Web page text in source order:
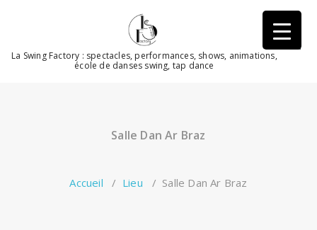
La Swing Factory : spectacles, performances, shows, animations,
école de danses swing, tap dance
Salle Dan Ar Braz
Accueil / Lieu / Salle Dan Ar Braz